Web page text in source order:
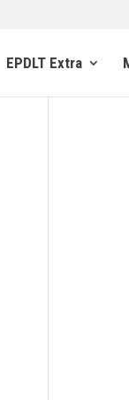
EPDLT Extra